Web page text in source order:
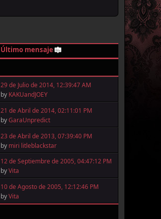
Último mensaje
29 de Julio de 2014, 12:39:47 AM
by KAKUandJOEY
21 de Abril de 2014, 02:11:01 PM
byGaraUnpredict
23 de Abril de 2013, 07:39:40 PM
by miri litleblackstar
12 de Septiembre de 2005, 04:47:12 PM
byVita
10 de Agosto de 2005, 12:12:46 PM
byVita